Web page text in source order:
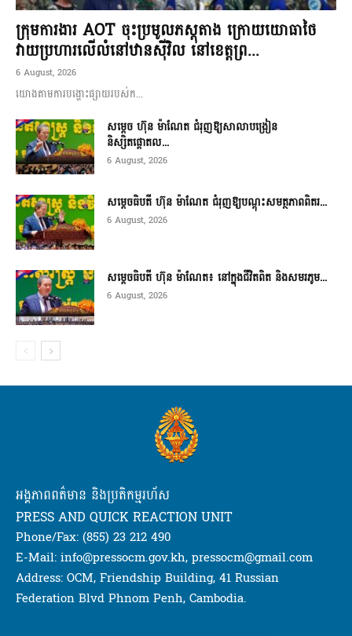
ក្រុមការងារ AOT ចុះប្រមូលភស្តុតាង ក្រោយយោធាថៃ
វាយប្រហារលើលំនៅឋានស៊ីវិល នៅខេត្តព្រ...
6 August, 2026
យោងតាមការបង្ហោះផ្សាយរបស់ក...
សម្តេច ហ៊ុន ម៉ាណែត ជំរុញឱ្យសាលាបង្រៀន
និស្សិតផ្តោតល...
6 August, 2026
សម្តេចធិបតី ហ៊ុន ម៉ាណែត ជំរុញឱ្យបណ្តុះសមត្ថភាពពិតរ...
6 August, 2026
សម្តេចធិបតី ហ៊ុន ម៉ាណែត៖ នៅក្នុងជីវិតពិត និងសមរភូម...
6 August, 2026
អង្គភាពពត៌មាន និងប្រតិកម្មរហ័ស
PRESS AND QUICK REACTION UNIT
Phone/Fax: (855) 23 212 490
E-Mail: info@pressocm.gov.kh, pressocm@gmail.com
Address: OCM, Friendship Building, 41 Russian
Federation Blvd Phnom Penh, Cambodia.